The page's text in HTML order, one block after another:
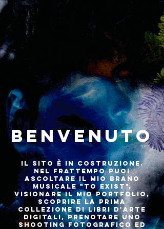
BENVENUTO
Il sito è in costruzione.
Nel frattempo puoi
ascoltare il mio brano
musicale "TO EXIST",
visionare il mio portfolio,
scoprire la prima
collezione di libri d'arte
digitali, prenotare uno
shooting fotografico ed